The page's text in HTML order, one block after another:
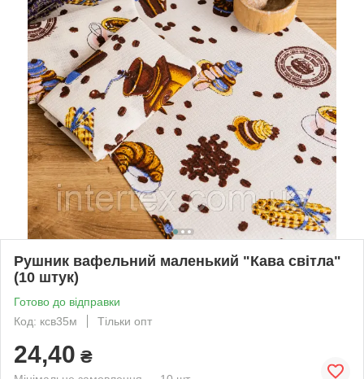
Рушник вафельний маленький "Кава світла"
(10 штук)
Готово до відправки
Код: ксв35м
Тільки опт
24,40 ₴